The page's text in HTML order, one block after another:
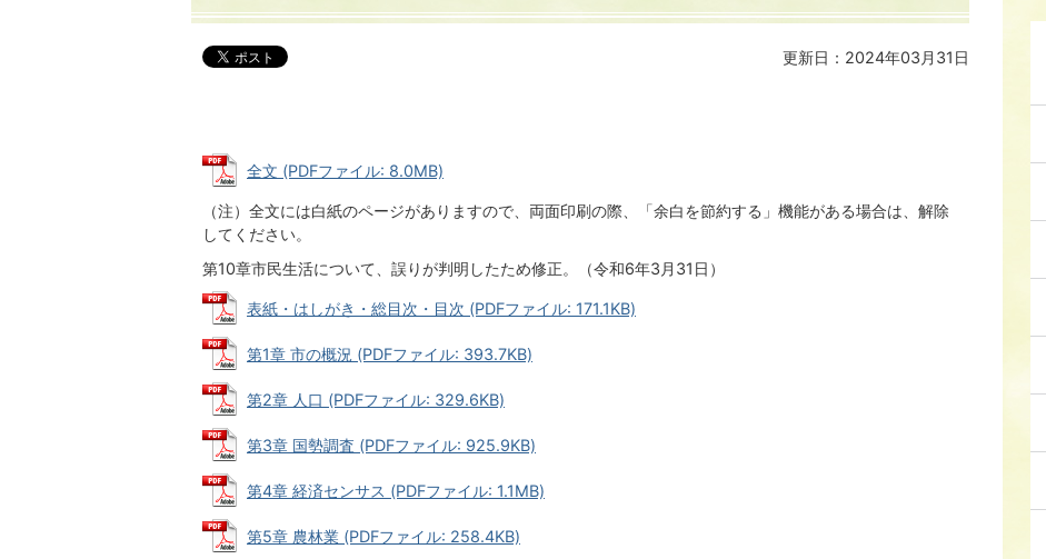
更新日：2024年03月31日
全文 (PDFファイル: 8.0MB)
（注）全文には白紙のページがありますので、両面印刷の際、「余白を節約する」機能がある場合は、解除
してください。
第10章市民生活について、誤りが判明したため修正。（令和6年3月31日）
表紙・はしがき・総目次・目次 (PDFファイル: 171.1KB)
第1章 市の概況 (PDFファイル: 393.7KB)
第2章 人口 (PDFファイル: 329.6KB)
第3章 国勢調査 (PDFファイル: 925.9KB)
第4章 経済センサス (PDFファイル: 1.1MB)
第5章 農林業 (PDFファイル: 258.4KB)